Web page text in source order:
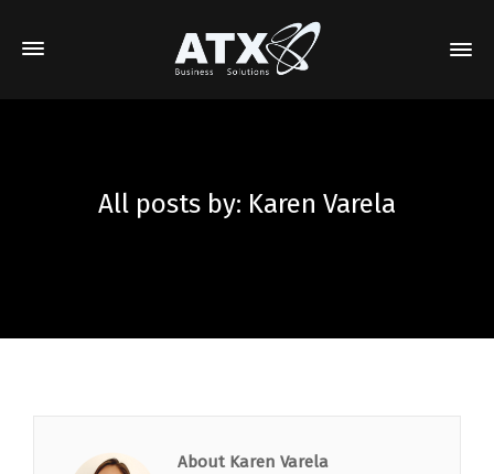
All posts by: Karen Varela
About Karen Varela